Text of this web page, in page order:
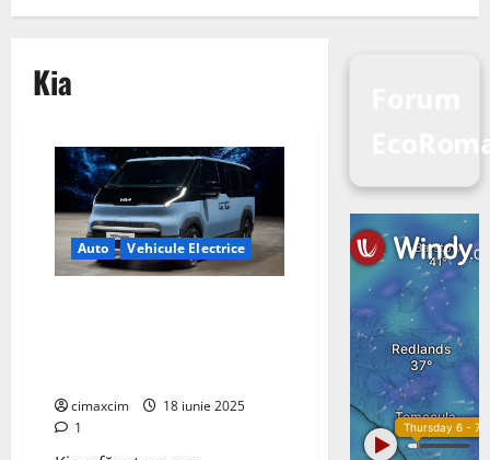
Kia
Auto Vehicule Electrice
cimaxcim
18 iunie 2025
1